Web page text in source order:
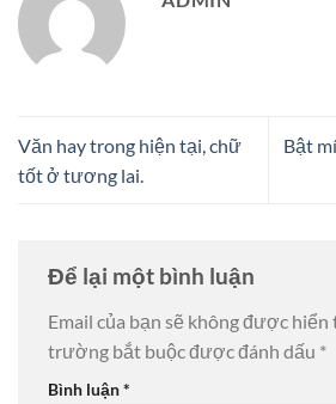
Văn hay trong hiện tại, chữ
tốt ở tương lai.
Bật
Để lại một bình luận
Email của bạn sẽ không được hiển
trường bắt buộc được đánh dấu *
Bình luận*